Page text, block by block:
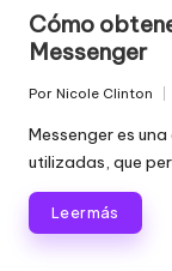
Cómo
Messenger
Publicado
por
Por Nicole Clinton
Messenger es
utilizadas, que
Leer más